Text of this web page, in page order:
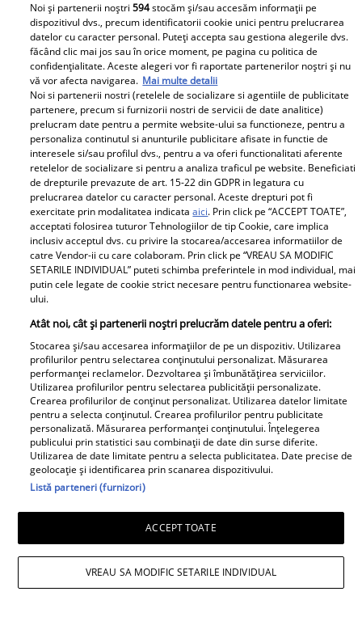
Cum arată casa lui Alexandru Arșinel, de
pe litoral. La intrarea în curte se vând
roșii pe tarabă / Exclusiv
Noi și partenerii noștri594stocăm și/sau accesăm informații pe
dispozitivul dvs., precum identificatorii cookie unici pentru prelucrarea
datelor cu caracter personal. Puteți accepta sau gestiona alegerile dvs.
făcând clic mai jos sau în orice moment, pe pagina cu politica de
confidențialitate. Aceste alegeri vor fi raportate partenerilor noștri și nu
vă vor afecta navigarea. Mai multe detalii
Noi si partenerii nostri (retelele de socializare si agentiile de publicitate
partenere, precum si furnizorii nostri de servicii de date analitice)
prelucram date pentru a permite website-ului sa functioneze, pentru a
personaliza continutul si anunturile publicitare afisate in functie de
interesele si/sau profilul dvs., pentru a va oferi functionalitati aferente
retelelor de socializare si pentru a analiza traficul pe website. Beneficiati
de drepturile prevazute de art. 15-22 din GDPR in legatura cu
prelucrarea datelor cu caracter personal. Aceste drepturi pot fi
exercitate prin modalitatea indicataaici. Prin click pe “ACCEPT TOATE”,
acceptati folosirea tuturor Tehnologiilor de tip Cookie, care implica
inclusiv acceptul dvs. cu privire la stocarea/accesarea informatiilor de
catre Vendor-ii cu care colaboram. Prin click pe “VREAU SA MODIFIC
SETARILE INDIVIDUAL” puteti schimba preferintele in mod individual, mai
putin cele legate de cookie strict necesare pentru functionarea website-
ului.
Atât noi, cât și partenerii noștri prelucrăm datele pentru a oferi:
Stocarea și/sau accesarea informațiilor de pe un dispozitiv. Utilizarea
profilurilor pentru selectarea conținutului personalizat. Măsurarea
performanței reclamelor. Dezvoltarea și îmbunătățirea serviciilor.
Utilizarea profilurilor pentru selectarea publicității personalizate.
Crearea profilurilor de conținut personalizat. Utilizarea datelor limitate
pentru a selecta conținutul. Crearea profilurilor pentru publicitate
personalizată. Măsurarea performanței conținutului. Înțelegerea
publicului prin statistici sau combinații de date din surse diferite.
Utilizarea de date limitate pentru a selecta publicitatea. Date precise de
geolocație și identificarea prin scanarea dispozitivului.
Listă parteneri (furnizori)
ACCEPT TOATE
VREAU SA MODIFIC SETARILE INDIVIDUAL